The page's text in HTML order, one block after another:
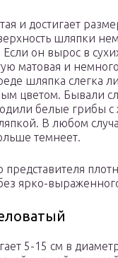
и достигает
шляпки
он вырос в
матовая и
шляпка слегка
цветом. Бывали
белые грибы с
В любом
темнеет.
представителя
ярко-
5-15 см в